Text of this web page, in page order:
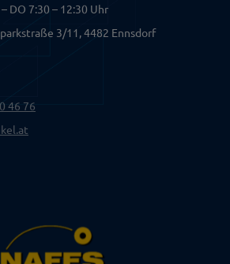
DO 7:30 – 12:30 Uhr
3/11, 4482 Ennsdorf
46 76